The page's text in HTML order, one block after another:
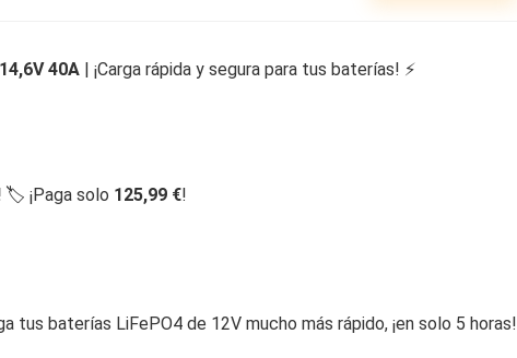
40A | ¡Carga rápida y segura para tus baterías! ⚡
🏷️ ¡Paga solo 125,99 €!
tus baterías LiFePO4 de 12V mucho más rápido, ¡en solo 5 horas!